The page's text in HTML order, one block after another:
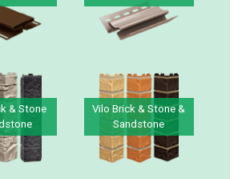
System Max-3
& Stone
Vilo Brick & Stone &
Sandstone